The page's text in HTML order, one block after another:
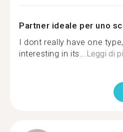
Partner ideale per uno
I dont really have one
interesting in its...Leggi di